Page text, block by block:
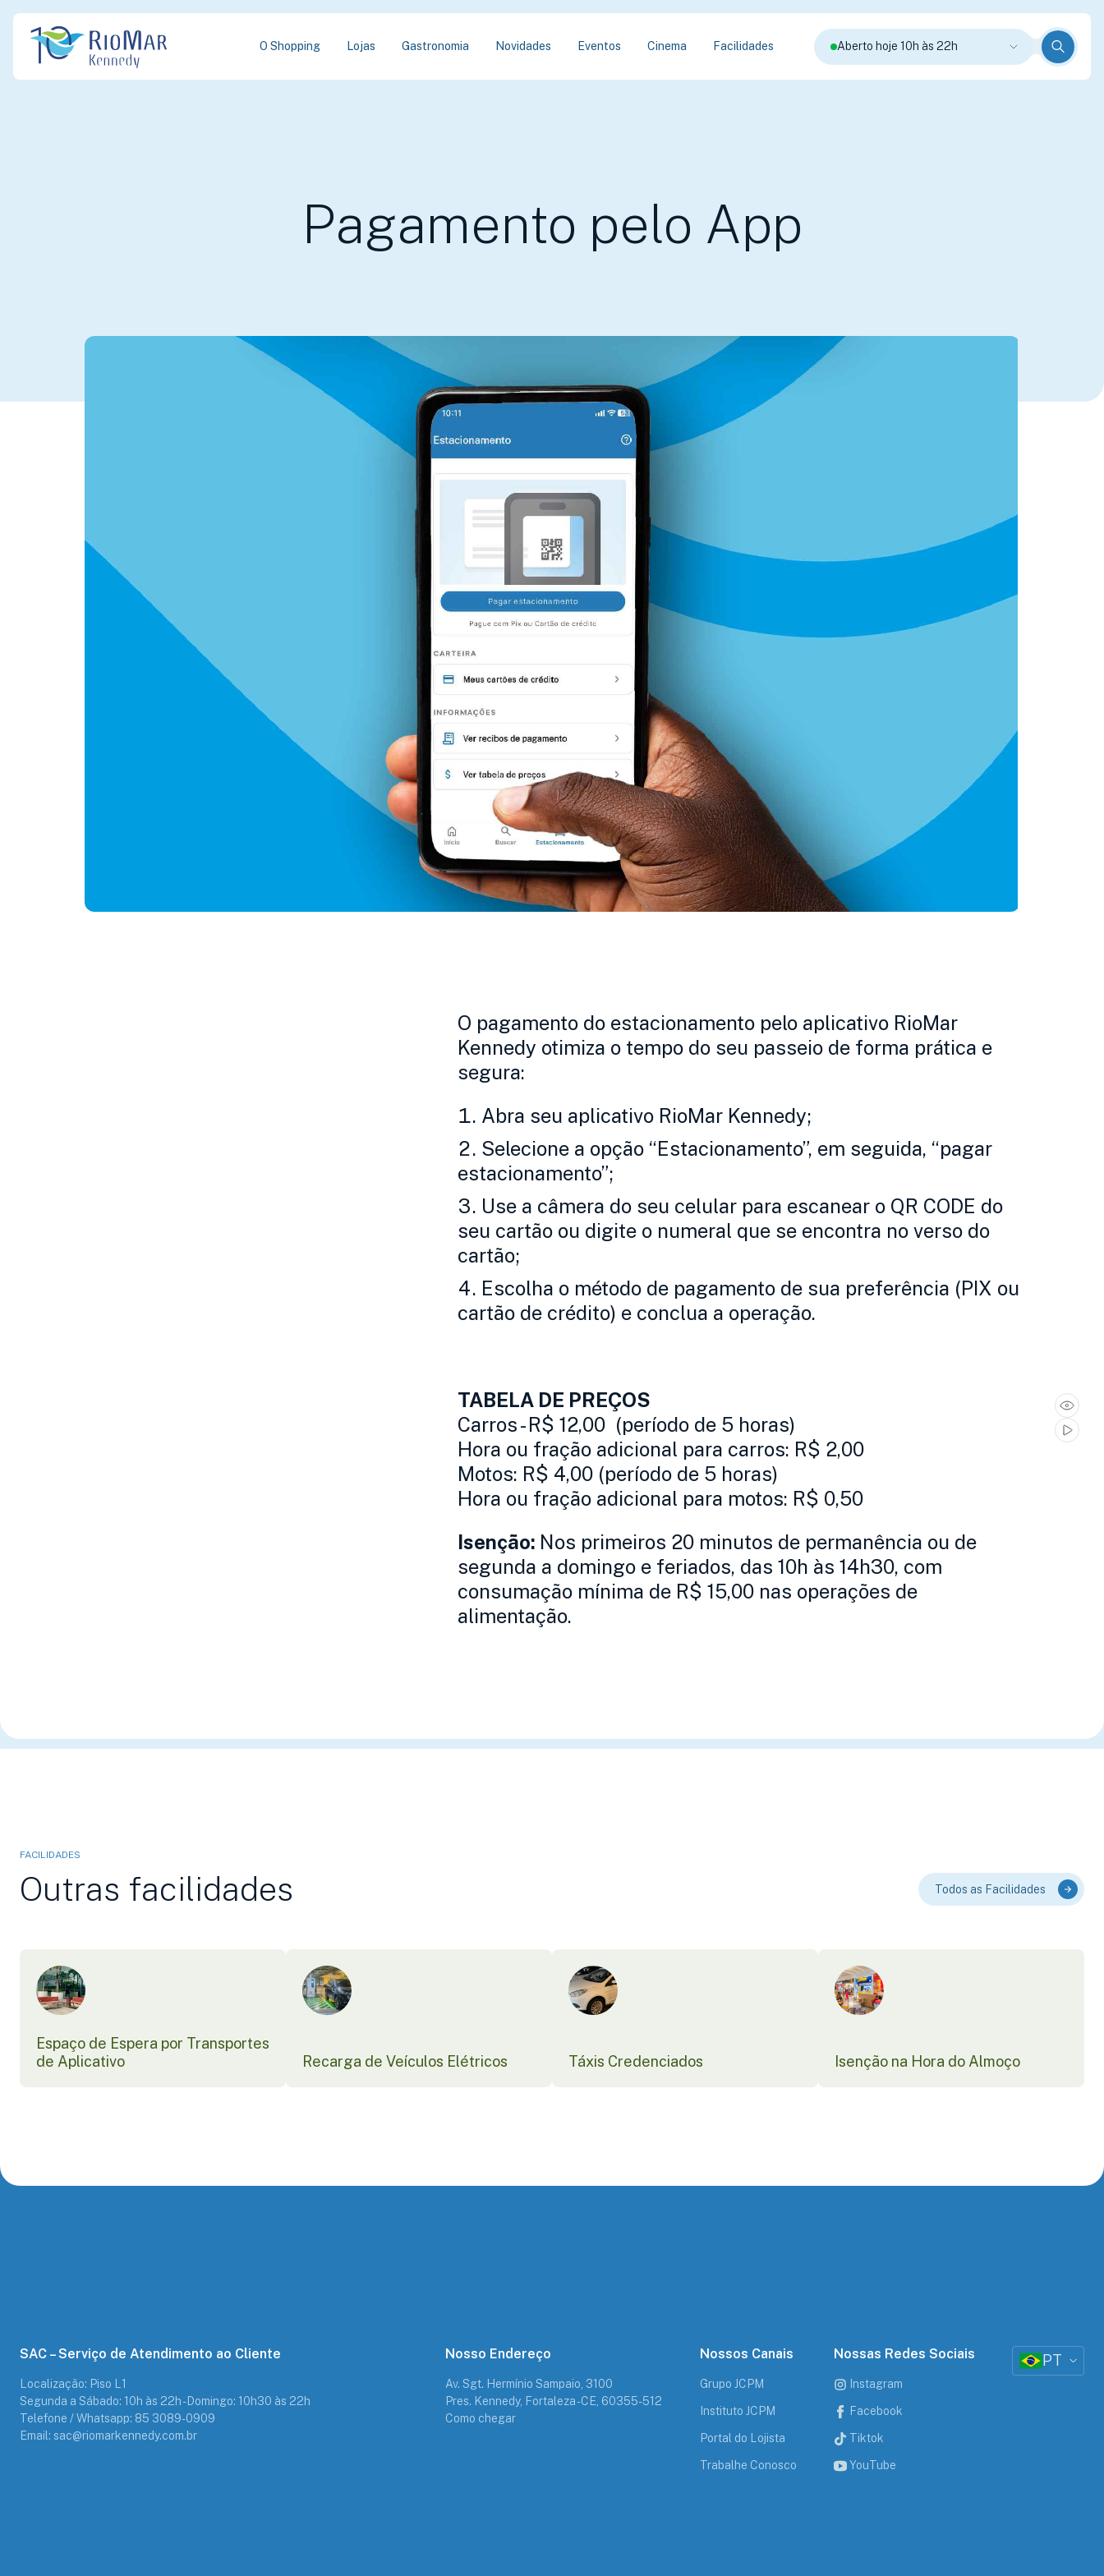
O Shopping Lojas Gastronomia Novidades Eventos Cinema Facilidades Aberto hoje 10h às 22h
Pagamento pelo App
O pagamento do estacionamento pelo aplicativo RioMar
Kennedy otimiza o tempo do seu passeio de forma prática e
segura:
Abra seu aplicativo RioMar Kennedy;
Selecione a opção “Estacionamento”, em seguida, “pagar
estacionamento”;
Use a câmera do seu celular para escanear o QR CODE do
seu cartão ou digite o numeral que se encontra no verso do
cartão;
Escolha o método de pagamento de sua preferência (PIX ou
cartão de crédito) e conclua a operação.
TABELA DE PREÇOS
Carros - R$ 12,00 (período de 5 horas)
Hora ou fração adicional para carros: R$ 2,00
Motos: R$ 4,00 (período de 5 horas)
Hora ou fração adicional para motos: R$ 0,50
Isenção: Nos primeiros 20 minutos de permanência ou de
segunda a domingo e feriados, das 10h às 14h30, com
consumação mínima de R$ 15,00 nas operações de
alimentação.
FACILIDADES
Outras facilidades Todos as Facilidades
Espaço de Espera por Transportes
de Aplicativo
Recarga de Veículos Elétricos Táxis Credenciados Isenção na Hora do Almoço
SAC – Serviço de Atendimento ao Cliente
Localização: Piso L1
Segunda a Sábado: 10h às 22h - Domingo: 10h30 às 22h
Telefone / Whatsapp: 85 3089-0909
Email: sac@riomarkennedy.com.br
Nosso Endereço
Av. Sgt. Hermínio Sampaio, 3100
Pres. Kennedy, Fortaleza - CE, 60355-512
Como chegar
Nossos Canais
Grupo JCPM
Instituto JCPM
Portal do Lojista
Trabalhe Conosco
Nossas Redes Sociais
Instagram
Facebook
Tiktok
YouTube
PT